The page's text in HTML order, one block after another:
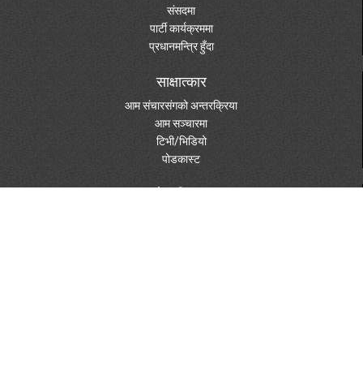
संसदमा
पार्टी कार्यक्रममा
प्रधानमन्त्रि हुँदा
साक्षात्कार
आम संचारसंगको अन्तरक्रिया
आम सञ्चारमा
टिभी/भिडियो
पोडकास्ट